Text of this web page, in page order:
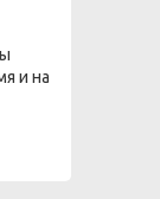
и на